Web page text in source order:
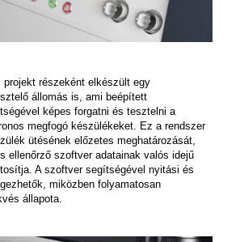
részeként elkészült egy
állomás is, ami beépített
képes forgatni és tesztelni a
megfogó készülékeket. Ez a rendszer
ütésének előzetes meghatározását,
ellenőrző szoftver adatainak valós idejű
A szoftver segítségével nyitási és
miközben folyamatosan
állapota.